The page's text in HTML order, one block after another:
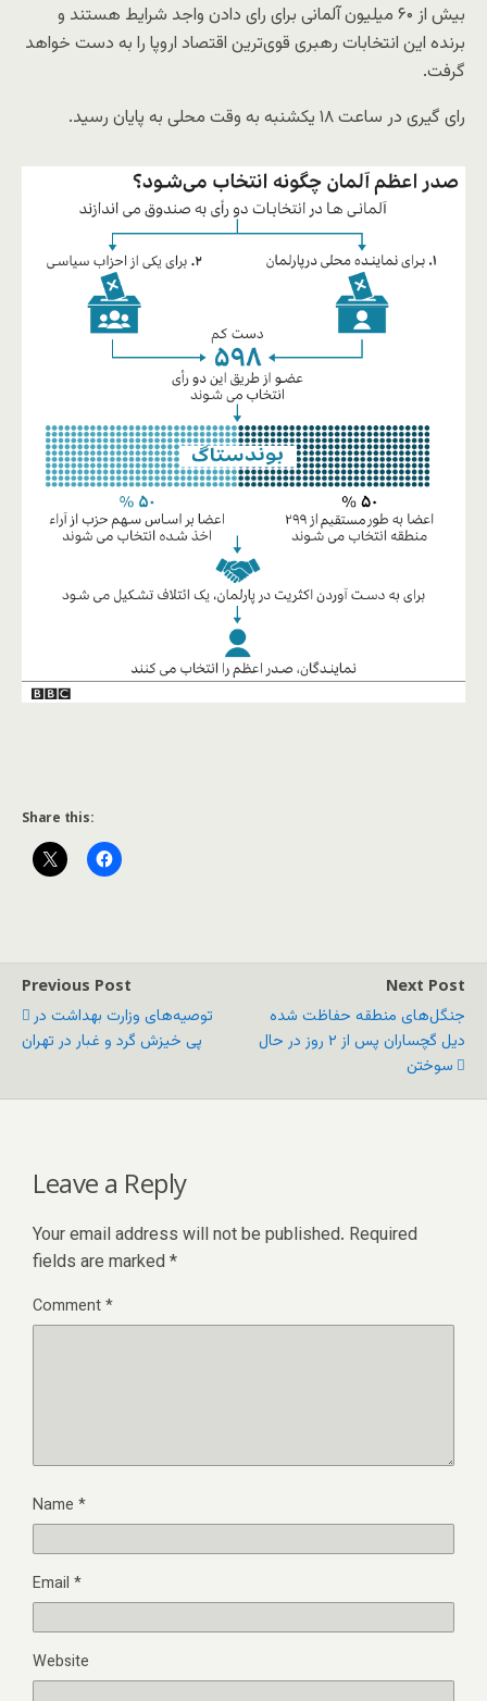
بیش از ۶۰ میلیون آلمانی برای رای دادن واجد شرایط هستند و
برنده این انتخابات رهبری قوی‌ترین اقتصاد اروپا را به دست خواهد
گرفت.
رای گیری در ساعت ۱۸ یکشنبه به وقت محلی به پایان رسید.
Share this:
Previous Post
توصیه‌های وزارت بهداشت در
پی خیزش گرد و غبار در تهران
Next Post
جنگل‌های منطقه حفاظت شده
دیل گچساران پس از ۲ روز در حال
سوختن
Leave a Reply
Your email address will not be published. Required
fields are marked *
Comment*
Name *
Email *
Website